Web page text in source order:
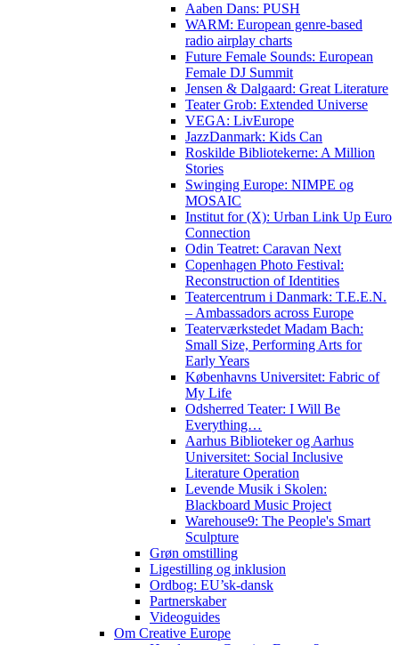
Aaben Dans: PUSH
WARM: European genre-based
radio airplay charts
Future Female Sounds: European
Female DJ Summit
Jensen & Dalgaard: Great Literature
Teater Grob: Extended Universe
VEGA: LivEurope
JazzDanmark: Kids Can
Roskilde Bibliotekerne: A Million
Stories
Swinging Europe: NIMPE og
MOSAIC
Institut for (X): Urban Link Up Euro
Connection
Odin Teatret: Caravan Next
Copenhagen Photo Festival:
Reconstruction of Identities
Teatercentrum i Danmark: T.E.E.N.
– Ambassadors across Europe
Teaterværkstedet Madam Bach:
Small Size, Performing Arts for
Early Years
Københavns Universitet: Fabric of
My Life
Odsherred Teater: I Will Be
Everything…
Aarhus Biblioteker og Aarhus
Universitet: Social Inclusive
Literature Operation
Levende Musik i Skolen:
Blackboard Music Project
Warehouse9: The People's Smart
Sculpture
Grøn omstilling
Ligestilling og inklusion
Ordbog: EU’sk-dansk
Partnerskaber
Videoguides
Om Creative Europe